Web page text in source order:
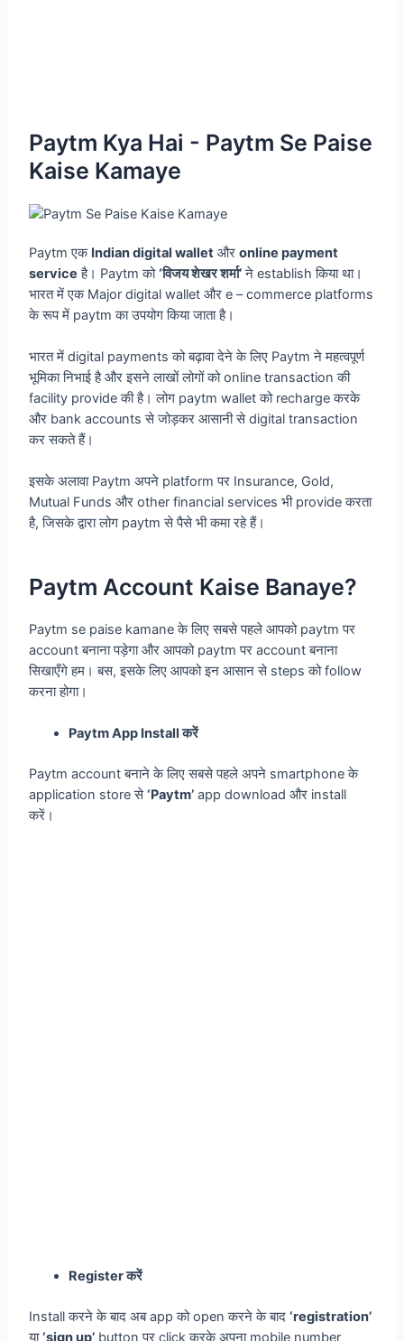
Paytm Kya Hai - Paytm Se Paise
Kaise Kamaye
Paytm एक Indian digital wallet औरonline payment
service है। Paytm को‘विजय शेखर शर्मा’ने establish किया था।
भारत में एक Major digital wallet और e – commerce platforms
के रूप में paytm का उपयोग किया जाता है।
भारत में digital payments को बढ़ावा देने के लिए Paytm ने महत्वपूर्ण
भूमिका निभाई है और इसने लाखों लोगों को online transaction की
facility provide की है। लोग paytm wallet को recharge करके
और bank accounts से जोड़कर आसानी से digital transaction
कर सकते हैं।
इसके अलावा Paytm अपने platform पर Insurance, Gold,
Mutual Funds और other financial services भी provide करता
है, जिसके द्वारा लोग paytm से पैसे भी कमा रहे हैं।
Paytm Account Kaise Banaye?
Paytm se paise kamane के लिए सबसे पहले आपको paytm पर
account बनाना पड़ेगा और आपको paytm पर account बनाना
सिखाएँगे हम। बस, इसके लिए आपको इन आसान से steps को follow
करना होगा।
Paytm App Install करें
Paytm account बनाने के लिए सबसे पहले अपने smartphone के
application store से‘Paytm’ app download और install
करें।
Register करें
Install करने के बाद अब app को open करने के बाद‘registration’
या‘sign up’ button पर click करके अपना mobile number